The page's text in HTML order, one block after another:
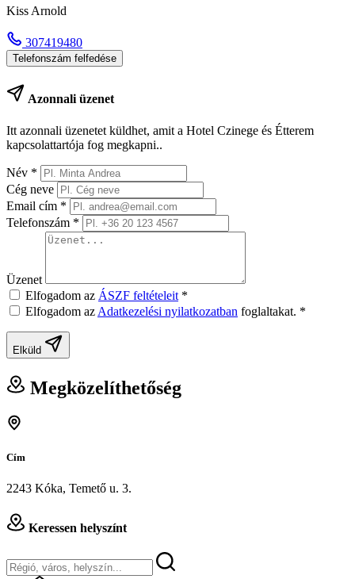
Kiss Arnold
307419480
Telefonszám felfedése
Azonnali üzenet
Itt azonnali üzenetet küldhet, amit a Hotel Czinege és Étterem
kapcsolattartója fog megkapni..
Név *
Cég neve
Email cím *
Telefonszám *
Üzenet
Elfogadom az ÁSZF feltételeit *
Elfogadom az Adatkezelési nyilatkozatban foglaltakat. *
Elküld
Megközelíthetőség
Cím
2243 Kóka, Temető u. 3.
Keressen helyszínt